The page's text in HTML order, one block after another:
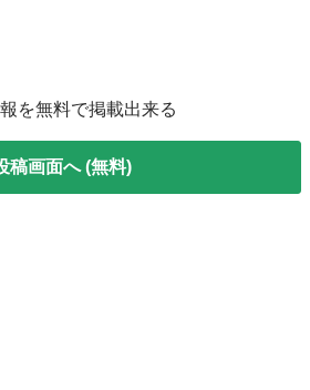
を無料で掲載出来る
稿画面へ (無料)